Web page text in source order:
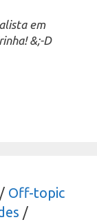
em
&;-D
/ Off-topic
/